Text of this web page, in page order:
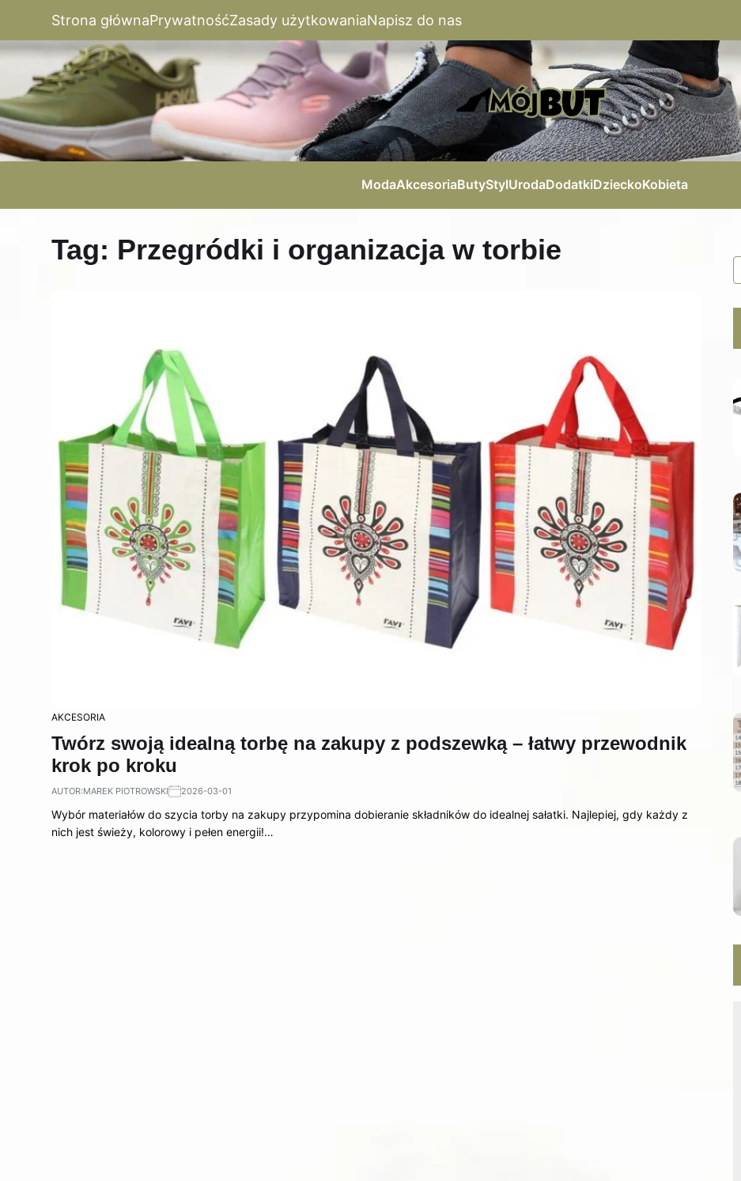
Strona głównaPrywatnośćZasady użytkowaniaNapisz do nas
ModaAkcesoriaButyStylUrodaDodatkiDzieckoKobieta
Tag: Przegródki i organizacja w torbie
AKCESORIA
Twórz swoją idealną torbę na zakupy z podszewką – łatwy przewodnik
krok po kroku
AUTOR:MAREK PIOTROWSKI 2026-03-01
Wybór materiałów do szycia torby na zakupy przypomina dobieranie składników do idealnej sałatki. Najlepiej, gdy każdy z
nich jest świeży, kolorowy i pełen energii!…